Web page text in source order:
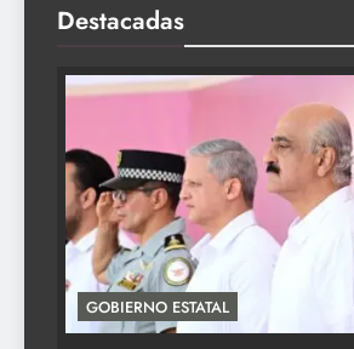
Destacadas
GOBIERNO ESTATAL